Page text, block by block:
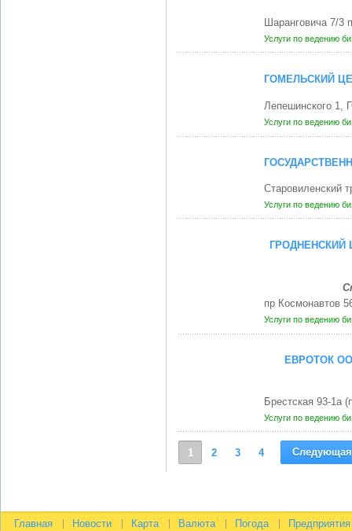
Шаранговича 7/
Услуги по ведению
ГОМЕЛЬСКИЙ
Лепешинского 1,
Услуги по ведению
Старовиленский
Услуги по ведению
ГРОДНЕНСКИЙ
пр Космонавтов
Услуги по ведению
ЕВРОТОК
Брестская 93-1а
Услуги по ведению
1 2 3 4 Следующая
Главная Новости Карта Валюта Погода Предприятия